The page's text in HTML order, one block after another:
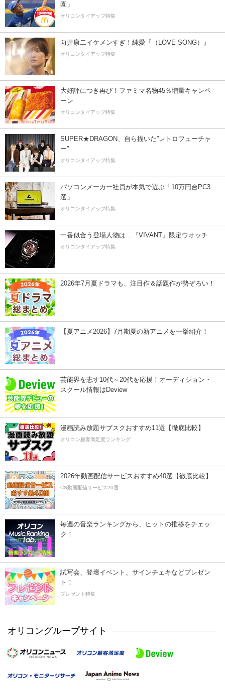
園」
オリコンタイアップ特集
向井康二イケメンすぎ！純愛『（LOVE SONG）』
オリコンタイアップ特集
大好評につき再び！ファミマ名物45％増量キャンペ
ーン
オリコンタイアップ特集
SUPER★DRAGON、自ら描いた”レトロフューチャ
ー”
オリコンタイアップ特集
パソコンメーカー社員が本気で選ぶ「10万円台PC3
選」
オリコンタイアップ特集
一番似合う登場人物は…『VIVANT』限定ウオッチ
オリコンタイアップ特集
2026年7月夏ドラマも、注目作＆話題作が勢ぞろい！
【夏アニメ2026】7月期夏の新アニメを一挙紹介！
芸能界を志す10代～20代を応援！オーディション・
スクール情報はDeview
漫画読み放題サブスクおすすめ11選【徹底比較】
オリコン顧客満足度ランキング
2026年動画配信サービスおすすめ40選【徹底比較】
CS動画配信サービス20選
毎週の音楽ランキングから、ヒットの推移をチェッ
ク！
試写会、登壇イベント、サインチェキなどプレゼン
ト！
プレゼント特集
オリコングループサイト